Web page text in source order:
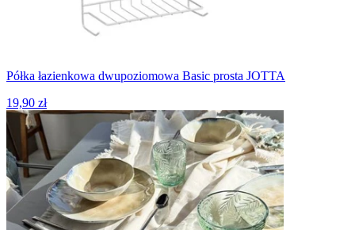
Półka łazienkowa dwupoziomowa Basic prosta JOTTA
19,90 zł